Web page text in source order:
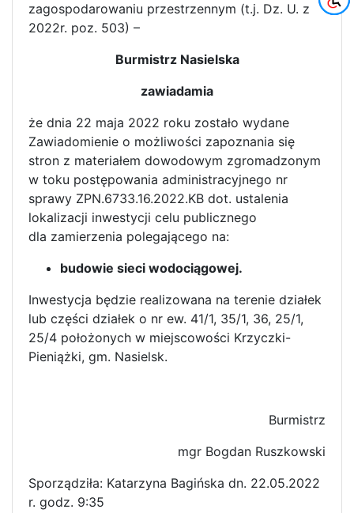
zagospodarowaniu przestrzennym (t.j. Dz. U. z
2022r. poz. 503) –
Burmistrz Nasielska
zawiadamia
że dnia 22 maja 2022 roku zostało wydane
Zawiadomienie o możliwości zapoznania się
stron z materiałem dowodowym zgromadzonym
w toku postępowania administracyjnego nr
sprawy ZPN.6733.16.2022.KB dot. ustalenia
lokalizacji inwestycji celu publicznego
dla zamierzenia polegającego na:
budowie sieci wodociągowej.
Inwestycja będzie realizowana na terenie działek
lub części działek o nr ew. 41/1, 35/1, 36, 25/1,
25/4 położonych w miejscowości Krzyczki-
Pieniążki, gm. Nasielsk.
Burmistrz
mgr Bogdan Ruszkowski
Sporządziła: Katarzyna Bagińska dn. 22.05.2022
r. godz. 9:35